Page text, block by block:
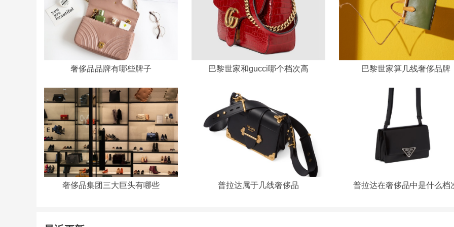
奢侈品品牌有哪些牌子 巴黎世家和gucci哪个档次高 巴黎世家算几线奢侈品牌
奢侈品集团三大巨头有哪些 普拉达属于几线奢侈品 普拉达在奢侈品中是什么档